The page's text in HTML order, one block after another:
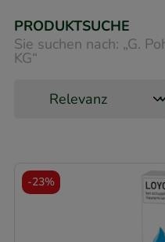
PRODUKTSUCHE
Sie suchen nach: „G.
KG“
-23%